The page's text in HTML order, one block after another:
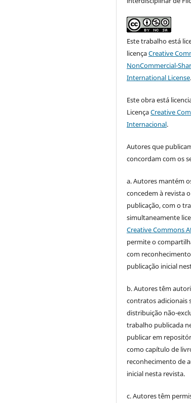
Este trabalho está
licençaCreative
NonCommercial-
International License.
Este obra está
LicençaCreative
Internacional.
Autores que
concordam com os
a. Autores mantém
concedem à revista
publicação, com o
simultaneamente
Creative Commons
permite o
com
publicação inicial
b. Autores têm
contratos adicionais
distribuição não-
trabalho publicada
publicar em
como capítulo de
reconhecimento de
inicial nesta revista.
c. Autores têm